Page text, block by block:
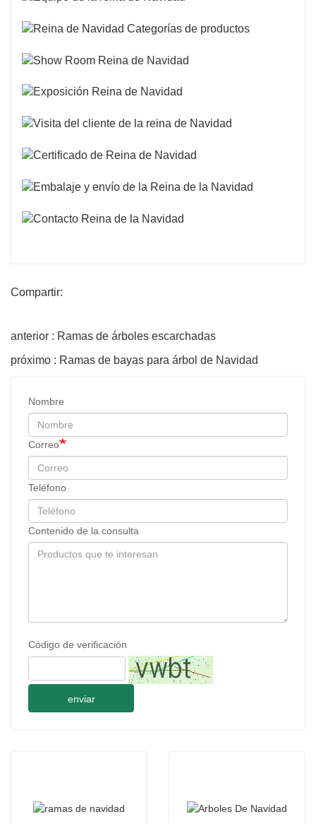
Compartir:
anterior : Ramas de árboles escarchadas
próximo : Ramas de bayas para árbol de Navidad
Nombre
Correo
Teléfono
Contenido de la consulta
Código de verificación
enviar